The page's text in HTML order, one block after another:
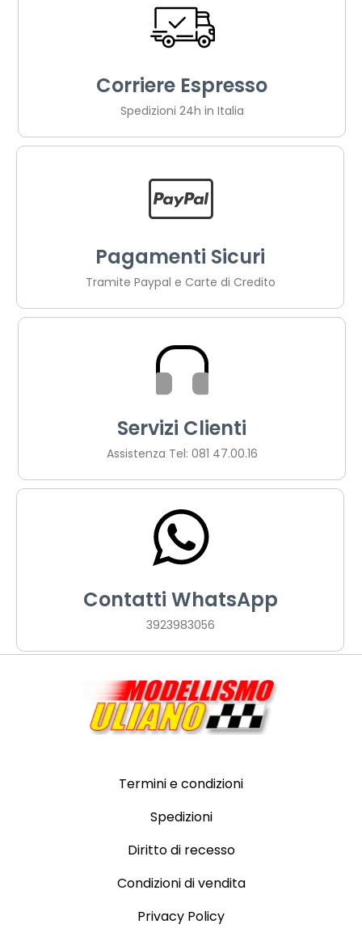
Corriere Espresso
Spedizioni 24h in Italia
Pagamenti Sicuri
Tramite Paypal e Carte di Credito
Servizi Clienti
Assistenza Tel: 081 47.00.16
Contatti WhatsApp
3923983056
Termini e condizioni
Spedizioni
Diritto di recesso
Condizioni di vendita
Privacy Policy